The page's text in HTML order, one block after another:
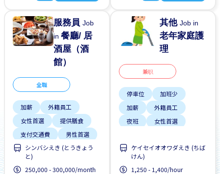
服務員Job
in餐廳/ 居
酒屋（酒
館）
全職
加薪
外籍員工
女性首選
提供膳食
支付交通費
男性首選
週末輪班
靠近車站
高收入潛能
シンバシえき (とうきょう
と)
250,000 - 300,000/month
其他Job in
老年家庭護
理
兼职
停車位
加班少
加薪
外籍員工
夜班
女性首選
工作時間短
支付交通費
ケイセイオオワダえき (ちば
けん)
1,250 - 1,400/hour